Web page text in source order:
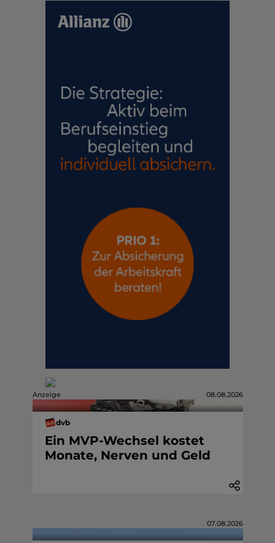
Anzeige 08.08.2026
dvb
Ein MVP-Wechsel kostet
Monate, Nerven und Geld
07.08.2026